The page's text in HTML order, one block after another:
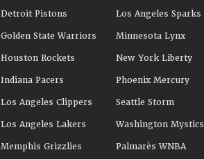
Detroit Pistons
Golden State Warriors
Houston Rockets
Indiana Pacers
Los Angeles Clippers
Los Angeles Lakers
Memphis Grizzlies
Los Angeles Sparks
Minnesota Lynx
New York Liberty
Phoenix Mercury
Seattle Storm
Washington Mystics
Palmarès WNBA